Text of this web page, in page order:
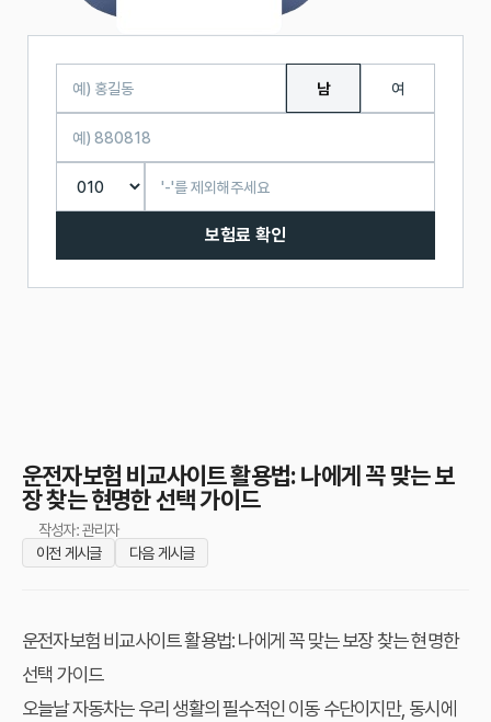
남 여
보험료 확인
운전자보험 비교사이트 활용법: 나에게 꼭 맞는 보
장 찾는 현명한 선택 가이드
작성자: 관리자
이전 게시글
다음 게시글
운전자보험 비교사이트 활용법: 나에게 꼭 맞는 보장 찾는 현명한
선택 가이드
오늘날 자동차는 우리 생활의 필수적인 이동 수단이지만, 동시에